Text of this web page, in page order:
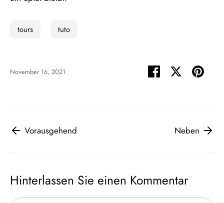
tours tuto
November 16, 2021 Teilen Twittern
Vorausgehend Neben
Hinterlassen Sie einen Kommentar